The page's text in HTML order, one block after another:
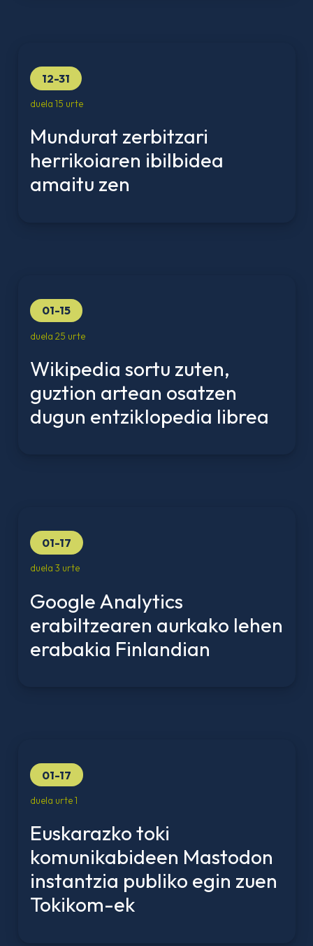
12-31
duela 15 urte
Mundurat zerbitzari
herrikoiaren ibilbidea
amaitu zen
01-15
duela 25 urte
Wikipedia sortu zuten,
guztion artean osatzen
dugun entziklopedia librea
01-17
duela 3 urte
Google Analytics
erabiltzearen aurkako lehen
erabakia Finlandian
01-17
duela urte 1
Euskarazko toki
komunikabideen Mastodon
instantzia publiko egin zuen
Tokikom-ek